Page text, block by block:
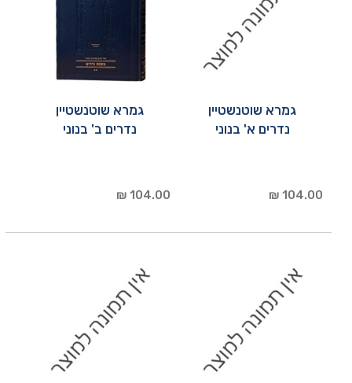
גמרא שוטנשטיין
נדרים א' בנוני
104.00 ₪
גמרא שוטנשטיין
נדרים ב' בנוני
104.00 ₪